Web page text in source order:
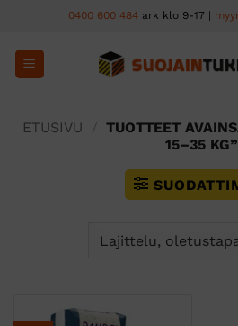
content
0400 600 484 ark klo 9-17 |
ETUSIVU
TUOTTEET
15–35 KG”